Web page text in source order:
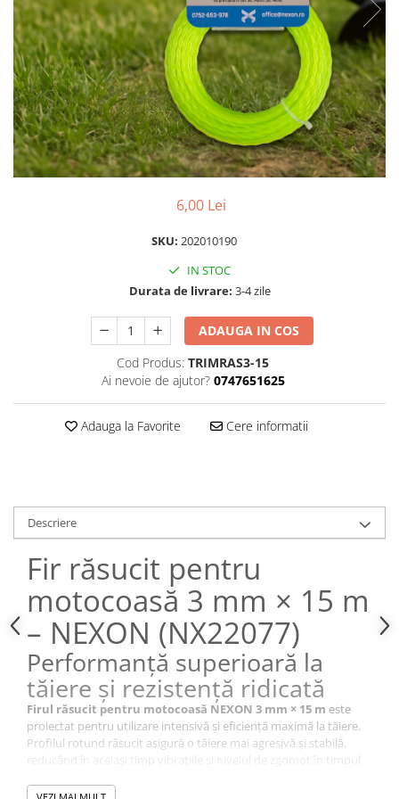
Testere pentru Gard Electric
Împământare Gard Electric
Întinzător Gard Electric
6,00 Lei
SKU: 202010190
IN STOC
Durata de livrare: 3-4 zile
ADAUGA IN COS
Cod Produs: TRIMRAS3-15
Ai nevoie de ajutor? 0747651625
Adauga la Favorite Cere informatii
Descriere
Fir răsucit pentru
motocoasă 3 mm × 15 m
– NEXON (NX22077)
Performanță superioară la
tăiere și rezistență ridicată
Firul răsucit pentru motocoasă NEXON 3 mm × 15 m este
proiectat pentru utilizare intensivă și eficiență maximă la tăiere.
Profilul rotund răsucit asigură o tăiere mai agresivă și stabilă,
reducând în același timp vibrațiile și nivelul de zgomot în timpul
Ideal pentru lucrări în grădini, livezi, curți și spații verzi unde este